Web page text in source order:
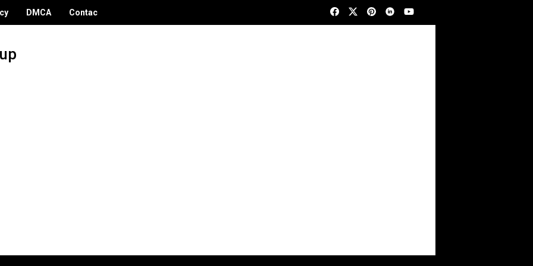
DMCA Contac